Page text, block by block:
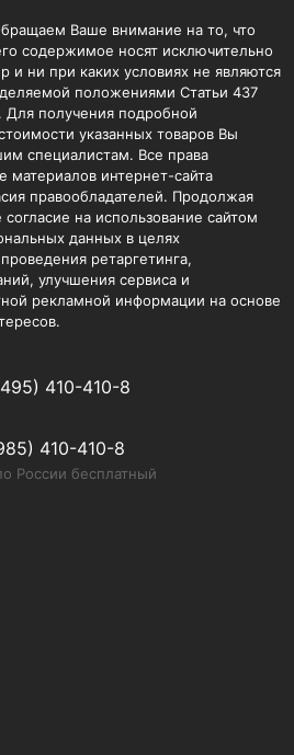
Ваше внимание на то, что
содержимое носят исключительно
и ни при каких условиях не являются
положениями Статьи 437
Для получения подробной
указанных товаров Вы
специалистам. Все права
интернет-сайта
правообладателей. Продолжая
на использование сайтом
данных в целях
ретаргетинга,
улучшения сервиса и
рекламной информации на основе
410-410-8
410-410-8
России бесплатный